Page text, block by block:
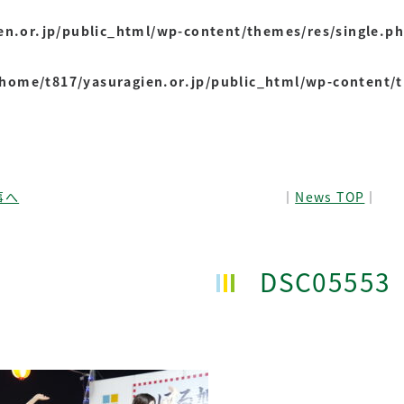
public_html/wp-content/themes/res/
t817/yasuragien.or.jp/public_html/wp-content/
へ │ News TOP │
DSC05553